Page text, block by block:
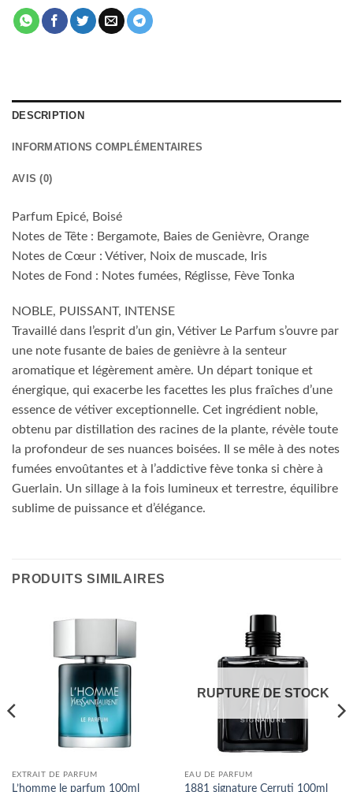
DESCRIPTION
INFORMATIONS COMPLÉMENTAIRES
AVIS (0)
Parfum Epicé, Boisé
Notes de Tête : Bergamote, Baies de Genièvre, Orange
Notes de Cœur : Vétiver, Noix de muscade, Iris
Notes de Fond : Notes fumées, Réglisse, Fève Tonka
NOBLE, PUISSANT, INTENSE
Travaillé dans l’esprit d’un gin, Vétiver Le Parfum s’ouvre par
une note fusante de baies de genièvre à la senteur
aromatique et légèrement amère. Un départ tonique et
énergique, qui exacerbe les facettes les plus fraîches d’une
essence de vétiver exceptionnelle. Cet ingrédient noble,
obtenu par distillation des racines de la plante, révèle toute
la profondeur de ses nuances boisées. Il se mêle à des notes
fumées envoûtantes et à l’addictive fève tonka si chère à
Guerlain. Un sillage à la fois lumineux et terrestre, équilibre
sublime de puissance et d’élégance.
PRODUITS SIMILAIRES
EXTRAIT DE PARFUM
L’homme le parfum 100ml
RUPTURE DE STOCK
EAU DE PARFUM
1881 signature Cerruti 100ml